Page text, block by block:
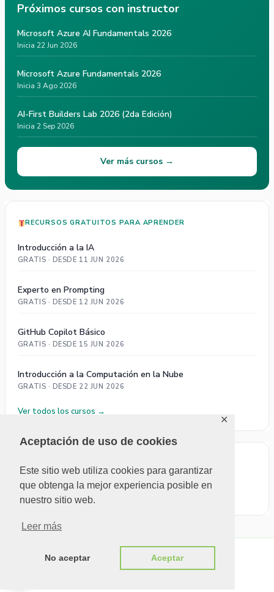
Aceptación de uso de cookies
Este sitio web utiliza cookies para garantizar
que obtenga la mejor experiencia posible en
nuestro sitio web.
Leer más
No aceptar Aceptar
✕
Próximos cursos con instructor
Microsoft Azure AI Fundamentals 2026
Inicia 22 Jun 2026
Microsoft Azure Fundamentals 2026
Inicia 3 Ago 2026
AI-First Builders Lab 2026 (2da Edición)
Inicia 2 Sep 2026
Ver más cursos →
RECURSOS GRATUITOS PARA APRENDER
Introducción a la IA
GRATIS · DESDE 11 JUN 2026
Experto en Prompting
GRATIS · DESDE 12 JUN 2026
GitHub Copilot Básico
GRATIS · DESDE 15 JUN 2026
Introducción a la Computación en la Nube
GRATIS · DESDE 22 JUN 2026
Ver todos los cursos →
No se pudieron cargar comentarios.
Copyright © 2026 MUG